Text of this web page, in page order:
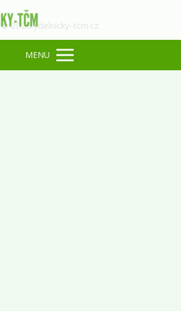
MENU
© 2026 jidelnicky-tcm.cz